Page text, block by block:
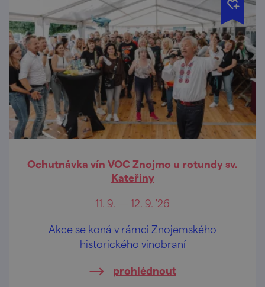
Ochutnávka vín VOC Znojmo u rotundy sv.
Kateřiny
11. 9. — 12. 9. '26
Akce se koná v rámci Znojemského
historického vinobraní
prohlédnout